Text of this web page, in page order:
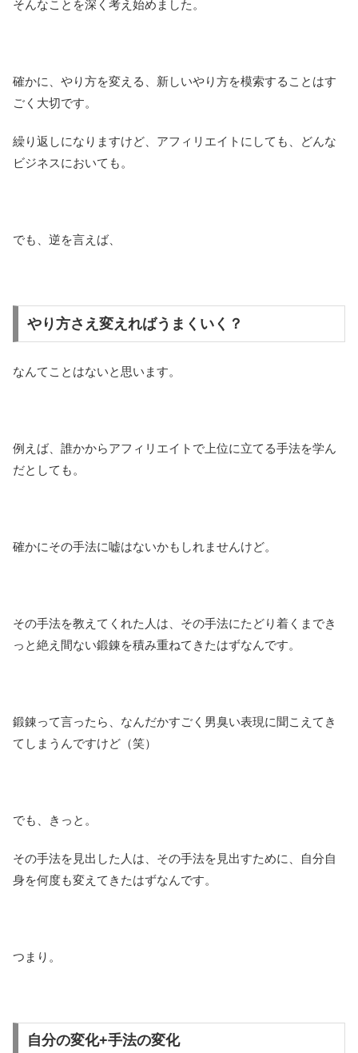
そんなことを深く考え始めました。
確かに、やり方を変える、新しいやり方を模索することはす
ごく大切です。
繰り返しになりますけど、アフィリエイトにしても、どんな
ビジネスにおいても。
でも、逆を言えば、
やり方さえ変えればうまくいく？
なんてことはないと思います。
例えば、誰かからアフィリエイトで上位に立てる手法を学ん
だとしても。
確かにその手法に嘘はないかもしれませんけど。
その手法を教えてくれた人は、その手法にたどり着くまでき
っと絶え間ない鍛錬を積み重ねてきたはずなんです。
鍛錬って言ったら、なんだかすごく男臭い表現に聞こえてき
てしまうんですけど（笑）
でも、きっと。
その手法を見出した人は、その手法を見出すために、自分自
身を何度も変えてきたはずなんです。
つまり。
自分の変化+手法の変化